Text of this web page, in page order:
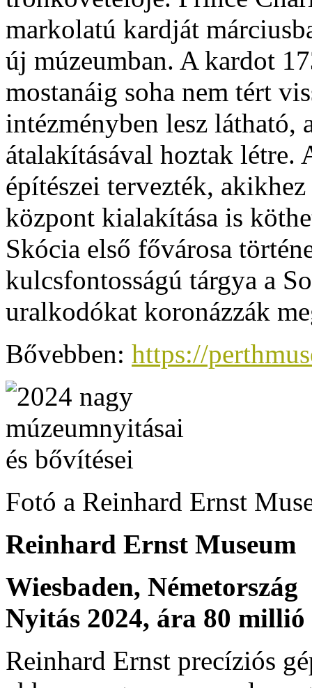
markolatú kardját
új múzeumban. A kardot
mostanáig soha nem tért
intézményben lesz látható,
átalakításával hoztak létre.
építészei tervezték,
központ kialakítása is
Skócia első fővárosa
kulcsfontosságú tárgya a
uralkodókat koronázzák
Bővebben: https://
Fotó a Reinhard Ernst
Reinhard Ernst Museum
Wiesbaden, Németország
Nyitás 2024, ára 80 millió
Reinhard Ernst precíziós